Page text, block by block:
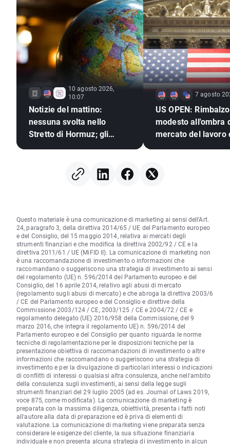
10 agosto 2026,
10:07
Notizie del mattino:
nessuna svolta nello
Stretto di Hormuz; gli
7 agosto
US OPEN: Rimbalzo
modesto all'ombra
mercato del lavoro
Questo materiale è una comunicazione di marketing ai sensi dell'Art.
24, paragrafo 3, della direttiva 2014/65 / UE del Parlamento europeo
e del Consiglio, del 15 maggio 2014, relativa ai mercati degli
strumenti finanziari e che modifica la direttiva 2002/92 / CE e la
direttiva 2011/61 / UE (MiFID II). La comunicazione di marketing non
è una raccomandazione di investimento o informazioni che
raccomandano o suggeriscono una strategia di investimento ai sensi
del regolamento (UE) n. 596/2014 del Parlamento europeo e del
Consiglio, del 16 aprile 2014, relativo agli abusi di mercato
(regolamento sugli abusi di mercato) e che abroga la direttiva 2003/6
/ CE del Parlamento europeo e del Consiglio e direttive della
Commissione 2003/124 / CE, 2003/125 / CE e 2004/72 / CE e
regolamento delegato (UE) 2016/958 della Commissione, del 9
marzo 2016, che integra il regolamento UE) n. 596/2014 del
Parlamento europeo e del Consiglio per quanto riguarda le norme
tecniche di regolamentazione per le disposizioni tecniche per la
presentazione obiettiva di raccomandazioni di investimento o altre
informazioni che raccomandano o suggeriscono una strategia di
investimento e per la divulgazione di particolari interessi o indicazioni
di conflitti di interessi o qualsiasi altra consulenza, anche nell'ambito
della consulenza sugli investimenti, ai sensi della legge sugli
strumenti finanziari del 29 luglio 2005 (ad es. Journal of Laws 2019,
voce 875, come modificata). La comunicazione di marketing è
preparata con la massima diligenza, obiettività, presenta i fatti noti
all'autore alla data di preparazione ed è priva di elementi di
valutazione. La comunicazione di marketing viene preparata senza
considerare le esigenze del cliente, la sua situazione finanziaria
individuale e non presenta alcuna strategia di investimento in alcun